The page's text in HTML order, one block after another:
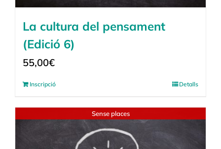
La cultura del pensament
(Edició 6)
55,00€
Inscripció Detalls
Sense places